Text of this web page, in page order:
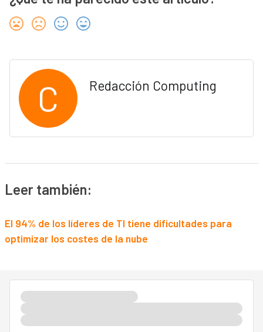
C Redacción Computing
Leer también:
El 94% de los líderes de TI tiene dificultades para
optimizar los costes de la nube